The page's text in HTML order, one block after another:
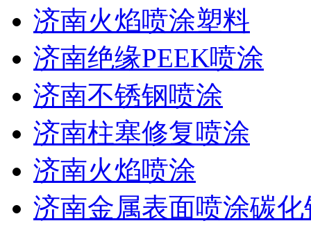
济南火焰喷涂塑料
济南绝缘PEEK喷涂
济南不锈钢喷涂
济南柱塞修复喷涂
济南火焰喷涂
济南金属表面喷涂碳化